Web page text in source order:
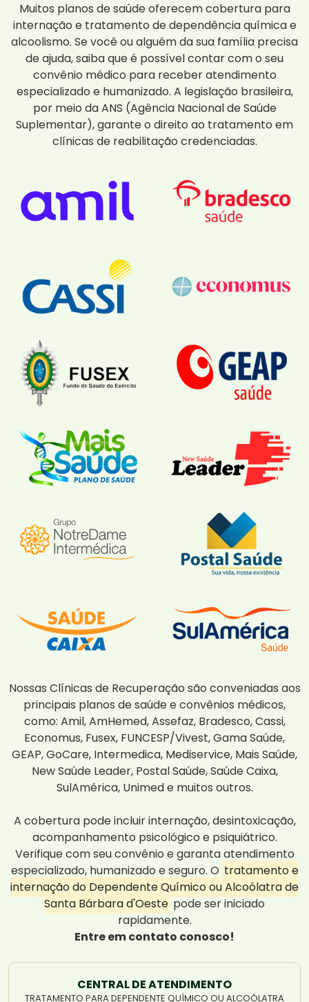
Muitos planos de saúde oferecem cobertura para
internação e tratamento de dependência química e
alcoolismo. Se você ou alguém da sua família precisa
de ajuda, saiba que é possível contar com o seu
convênio médico para receber atendimento
especializado e humanizado. A legislação brasileira,
por meio da ANS (Agência Nacional de Saúde
Suplementar), garante o direito ao tratamento em
clínicas de reabilitação credenciadas.
Nossas Clínicas de Recuperação são conveniadas aos
principais planos de saúde e convênios médicos,
como: Amil, AmHemed, Assefaz, Bradesco, Cassi,
Economus, Fusex, FUNCESP/Vivest, Gama Saúde,
GEAP, GoCare, Intermedica, Mediservice, Mais Saúde,
New Saúde Leader, Postal Saúde, Saúde Caixa,
SulAmérica, Unimed e muitos outros.
A cobertura pode incluir internação, desintoxicação,
acompanhamento psicológico e psiquiátrico.
Verifique com seu convênio e garanta atendimento
especializado, humanizado e seguro. O tratamento e
internação do Dependente Químico ou Alcoólatra de
Santa Bárbara d'Oeste pode ser iniciado
rapidamente.
Entre em contato conosco!
CENTRAL DE ATENDIMENTO
TRATAMENTO PARA DEPENDENTE QUÍMICO OU ALCOÓLATRA